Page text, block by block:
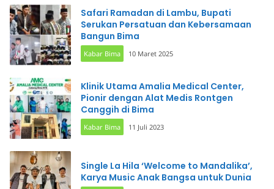
Safari Ramadan di Lambu, Bupati
Serukan Persatuan dan Kebersamaan
Bangun Bima
Kabar Bima 10 Maret 2025
Klinik Utama Amalia Medical Center,
Pionir dengan Alat Medis Rontgen
Canggih di Bima
Kabar Bima 11 Juli 2023
Single La Hila ‘Welcome to Mandalika’,
Karya Music Anak Bangsa untuk Dunia